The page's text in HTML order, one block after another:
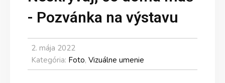
- Pozvánka na výstavu
2. mája 2022
Kategória: Foto, Vizuálne umenie